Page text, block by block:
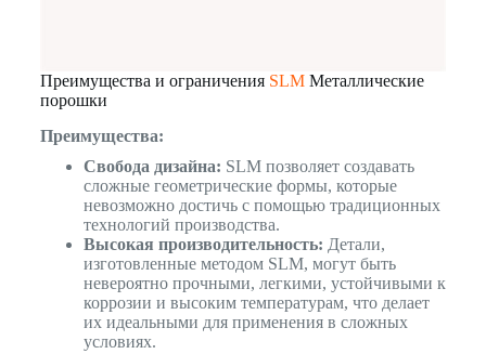
Преимущества и ограничения SLMМеталлические
порошки
Преимущества:
Свобода дизайна: SLM позволяет создавать
сложные геометрические формы, которые
невозможно достичь с помощью традиционных
технологий производства.
Высокая производительность: Детали,
изготовленные методом SLM, могут быть
невероятно прочными, легкими, устойчивыми к
коррозии и высоким температурам, что делает
их идеальными для применения в сложных
условиях.